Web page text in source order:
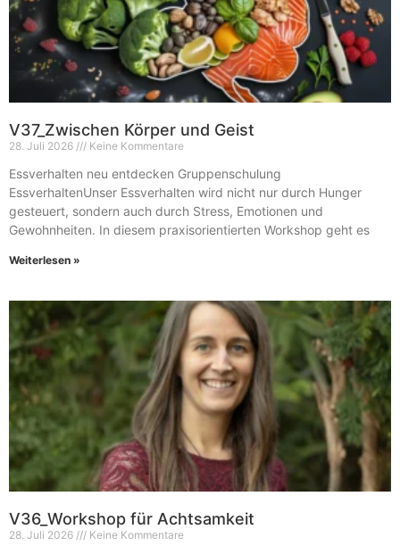
V37_Zwischen Körper und Geist
28. Juli 2026 Keine Kommentare
Essverhalten neu entdecken Gruppenschulung
EssverhaltenUnser Essverhalten wird nicht nur durch Hunger
gesteuert, sondern auch durch Stress, Emotionen und
Gewohnheiten. In diesem praxisorientierten Workshop geht es
Weiterlesen »
V36_Workshop für Achtsamkeit
28. Juli 2026 Keine Kommentare